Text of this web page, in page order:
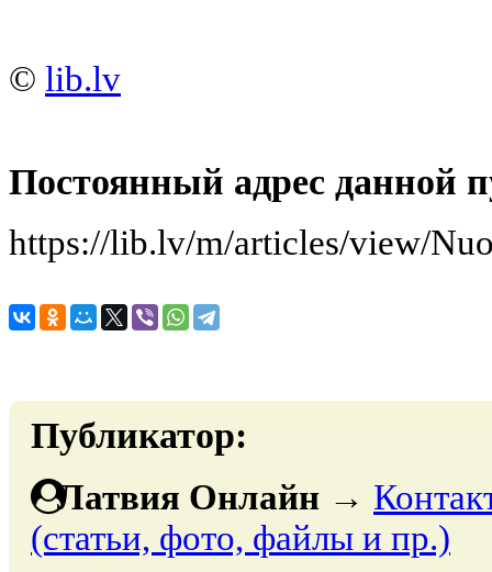
© lib.lv
Постоянный адрес данной
https://lib.lv/m/articles/view/
Публикатор:
Латвия Онлайн →
(статьи, фото, файлы и пр.)